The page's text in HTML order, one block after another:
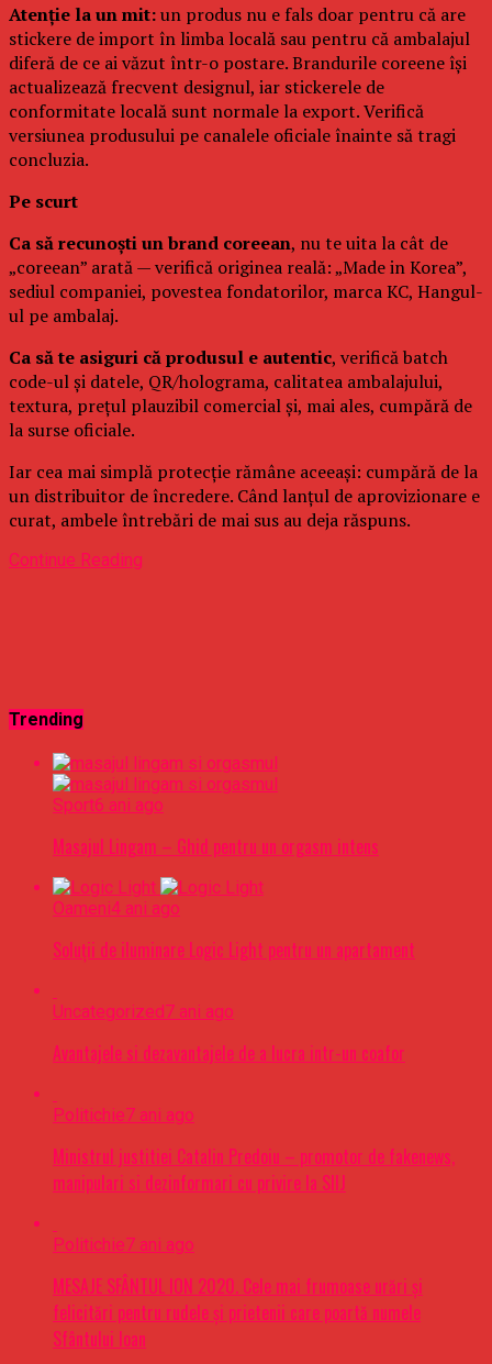
Atenție la un mit:un produs nu e fals doar pentru că are
stickere de import în limba locală sau pentru că ambalajul
diferă de ce ai văzut într-o postare. Brandurile coreene își
actualizează frecvent designul, iar stickerele de
conformitate locală sunt normale la export. Verifică
versiunea produsului pe canalele oficiale înainte să tragi
concluzia.
Pe scurt
Ca să recunoști un brand coreean, nu te uita la cât de
„coreean” arată — verifică originea reală: „Made in Korea”,
sediul companiei, povestea fondatorilor, marca KC, Hangul-
ul pe ambalaj.
Ca să te asiguri că produsul e autentic, verifică batch
code-ul și datele, QR/holograma, calitatea ambalajului,
textura, prețul plauzibil comercial și, mai ales, cumpără de
la surse oficiale.
Iar cea mai simplă protecție rămâne aceeași: cumpără de la
un distribuitor de încredere. Când lanțul de aprovizionare e
curat, ambele întrebări de mai sus au deja răspuns.
Continue Reading
Trending
Sport6 ani ago
Masajul Lingam – Ghid pentru un orgasm intens
Oameni4 ani ago
Soluții de iluminare Logic Light pentru un apartament
Uncategorized7 ani ago
Avantajele si dezavantajele de a lucra intr-un coafor
Politichie7 ani ago
Ministrul justitiei Catalin Predoiu – promotor de fakenews,
manipulari si dezinformari cu privire la SIIJ
Politichie7 ani ago
MESAJE SFÂNTUL ION 2020. Cele mai frumoase urări şi
felicitări pentru rudele şi prietenii care poartă numele
Sfântului Ioan